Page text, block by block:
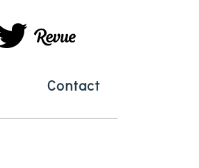
Contact